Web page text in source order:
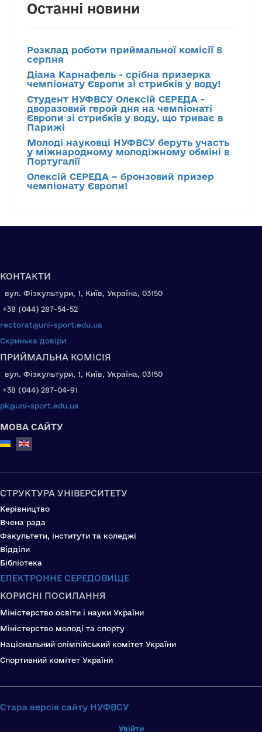
Останні новини
Розклад роботи приймальної комісії 8
серпня
Діана Карнафель - срібна призерка
чемпіонату Європи зі стрибків у воду!
Студент НУФВСУ Олексій СЕРЕДА -
дворазовий герой дня на чемпіонаті
Європи зі стрибків у воду, що триває в
Парижі
Молоді науковці НУФВСУ беруть участь
у міжнародному молодіжному обміні в
Португалії
Олексій СЕРЕДА – бронзовий призер
чемпіонату Європи!
КОНТАКТИ
вул. Фізкультури, 1, Київ, Україна, 03150
+38 (044) 287-54-52
rectorat@uni-sport.edu.ua
Скринька довіри
ПРИЙМАЛЬНА КОМІСІЯ
вул. Фізкультури, 1, Київ, Україна, 03150
+38 (044) 287-04-91
pk@uni-sport.edu.ua
МОВА САЙТУ
Select your language
СТРУКТУРА УНІВЕРСИТЕТУ
Керівництво
Вчена рада
Факультети, інститути та коледжі
Відділи
Бібліотека
ЕЛЕКТРОННЕ СЕРЕДОВИЩЕ
КОРИСНІ ПОСИЛАННЯ
Міністерство освіти і науки України
Міністерство молоді та спорту
Національний олімпійський комітет України
Спортивний комітет України
Стара версія сайту НУФВСУ
Увійти